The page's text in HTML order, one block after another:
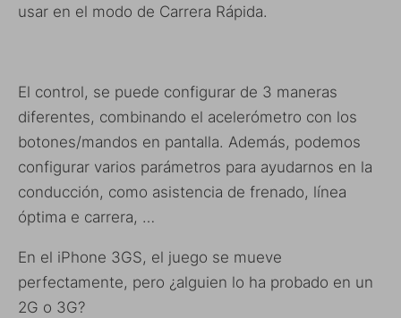
usar en el modo de Carrera Rápida.
El control, se puede configurar de 3 maneras
diferentes, combinando el acelerómetro con los
botones/mandos en pantalla. Además, podemos
configurar varios parámetros para ayudarnos en la
conducción, como asistencia de frenado, línea
óptima e carrera, …
En el iPhone 3GS, el juego se mueve
perfectamente, pero ¿alguien lo ha probado en un
2G o 3G?